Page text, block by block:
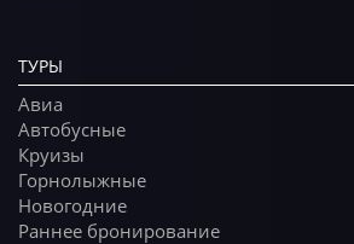
ТУРЫ
Авиа
Автобусные
Круизы
Горнолыжные
Новогодние
Раннее бронирование